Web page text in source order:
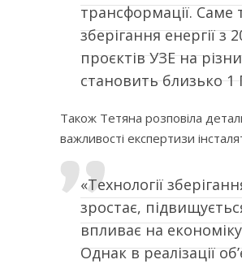
трансформації. Саме
зберігання енергії
проєктів УЗЕ на
становить близько 1
Також Тетяна розповіла
важливості експертизи
«Технології
зростає,
впливає на
Однак в реалізації